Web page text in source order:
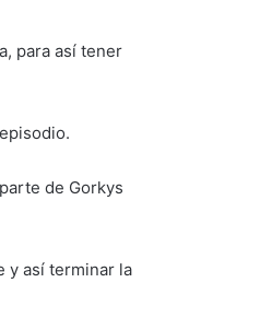
para así tener
de Gorkys
y así terminar la